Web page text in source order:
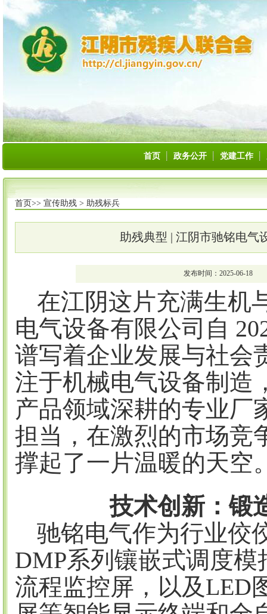
首页 政务公开 党建工作
首页>> 宣传助残> 助残标兵
助残典型 | 江阴市驰铭电气
发布时间：2025-06-18
在江阴这片充满生机
电气设备有限公司自
谱写着企业发展与社会
注于机械电气设备制造
产品领域深耕的专业厂
担当，在激烈的市场竞
撑起了一片温暖的天空
技术创新：锻
驰铭电气作为行业佼
DMP系列镶嵌式调度
流程监控屏，以及LED